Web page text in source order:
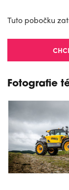
Tuto pobočku
Fotografie